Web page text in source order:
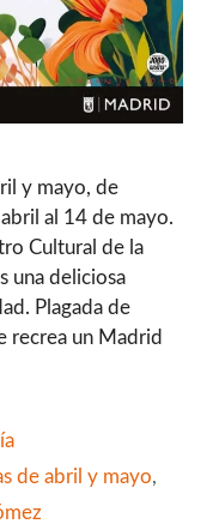
y mayo, de
al 14 de mayo.
Cultural de la
una deliciosa
Plagada de
recrea un Madrid
de abril y mayo,